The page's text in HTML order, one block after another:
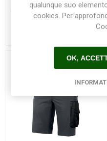
Guanti NEO BLACK - COFRA
qualunque suo
cookies. Per
OK,